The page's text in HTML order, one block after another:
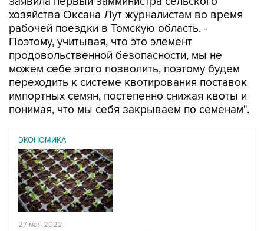
хозяйства Оксана Лут журналистам во время
рабочей поездки в Томскую область. -
Поэтому, учитывая, что это элемент
продовольственной безопасности, мы не
можем себе этого позволить, поэтому будем
переходить к системе квотирования поставок
импортных семян, постепенно снижая квоты и
понимая, что мы себя закрываем по семенам".
ЭКОНОМИКА
27 мая 2022